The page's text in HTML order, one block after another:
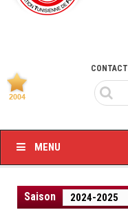
Ligue I – 2020/2021
Ligue I – 2019/2020
–Ligue I-
CONTACT
MENU
Saison